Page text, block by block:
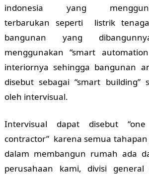
indonesia yang
terbarukan seperti listrik
bangunan yang
menggunakan “smart
interiornya sehingga bangunan
disebut sebagai “smart building”
oleh intervisual.
Intervisual dapat disebut
contractor” karena semua
dalam membangun rumah ada
perusahaan kami, divisi general